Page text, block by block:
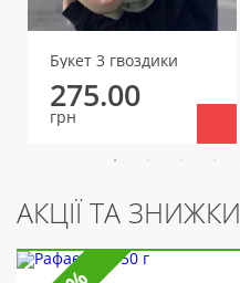
Букет 3 гвоздики
275.00
грн
АКЦІЇ ТА ЗНИЖКИ